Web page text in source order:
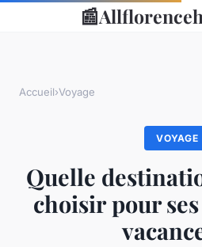
📰
Accueil›Voyage
VOYAGE
Quelle
choisir pour